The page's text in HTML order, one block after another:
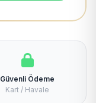
Güvenli Ödeme
Kart / Havale